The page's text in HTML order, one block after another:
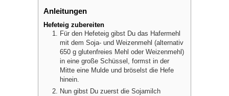
Anleitungen
Hefeteig zubereiten
Für den Hefeteig gibst Du das Hafermehl
mit dem Soja- und Weizenmehl (alternativ
650 g glutenfreies Mehl oder Weizenmehl)
in eine große Schüssel, formst in der
Mitte eine Mulde und bröselst die Hefe
hinein.
Nun gibst Du zuerst die Sojamilch